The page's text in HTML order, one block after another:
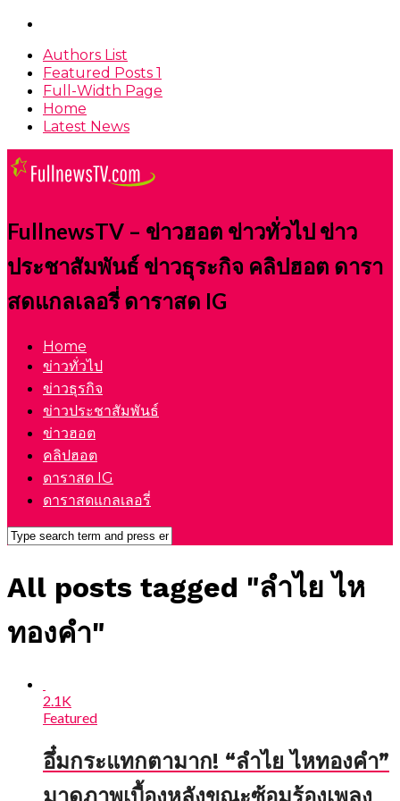
Authors List
Featured Posts 1
Full-Width Page
Home
Latest News
FullnewsTV – ข่าวฮอต ข่าวทั่วไป ข่าว
ประชาสัมพันธ์ ข่าวธุระกิจ คลิปฮอต ดารา
สดแกลเลอรี่ ดาราสด IG
Home
ข่าวทั่วไป
ข่าวธุรกิจ
ข่าวประชาสัมพันธ์
ข่าวฮอต
คลิปฮอต
ดาราสด IG
ดาราสดแกลเลอรี่
All posts tagged "ลำไย ไห
ทองคำ"
2.1K
Featured
อึ๋มกระแทกตามาก! “ลำไย ไหทองคำ”
มาดูภาพเบื้องหลังขณะซ้อมร้องเพลง